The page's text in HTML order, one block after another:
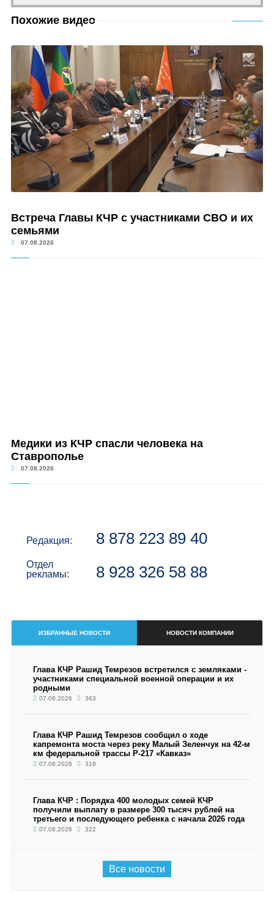
Похожие видео
Встреча Главы КЧР с участниками СВО и их
семьями
07.08.2026
Медики из КЧР спасли человека на
Ставрополье
07.08.2026
Редакция: 8 878 223 89 40
Отдел
рекламы:
8 928 326 58 88
ИЗБРАННЫЕ НОВОСТИ НОВОСТИ КОМПАНИИ
Глава КЧР Рашид Темрезов встретился с земляками -
участниками специальной военной операции и их
родными
07.08.2026 363
Глава КЧР Рашид Темрезов сообщил о ходе
капремонта моста через реку Малый Зеленчук на 42-м
км федеральной трассы Р-217 «Кавказ»
07.08.2026 319
Глава КЧР : Порядка 400 молодых семей КЧР
получили выплату в размере 300 тысяч рублей на
третьего и последующего ребенка с начала 2026 года
07.08.2026 322
Все новости